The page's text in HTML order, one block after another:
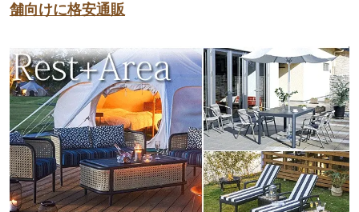
舗向けに格安通販